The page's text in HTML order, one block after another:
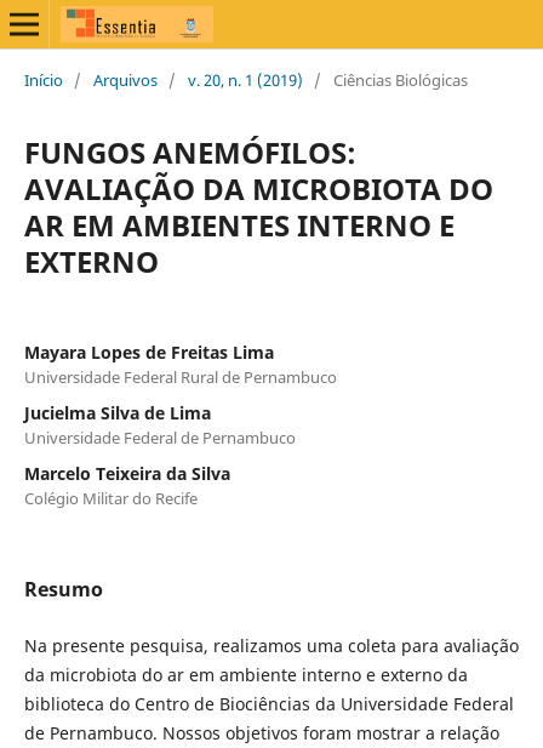
Início / Arquivos / v. 20, n. 1 (2019) / Ciências Biológicas
FUNGOS ANEMÓFILOS:
AVALIAÇÃO DA MICROBIOTA DO
AR EM AMBIENTES INTERNO E
EXTERNO
Mayara Lopes de Freitas Lima
Universidade Federal Rural de Pernambuco
Jucielma Silva de Lima
Universidade Federal de Pernambuco
Marcelo Teixeira da Silva
Colégio Militar do Recife
Resumo
Na presente pesquisa, realizamos uma coleta para avaliação
da microbiota do ar em ambiente interno e externo da
biblioteca do Centro de Biociências da Universidade Federal
de Pernambuco. Nossos objetivos foram mostrar a relação